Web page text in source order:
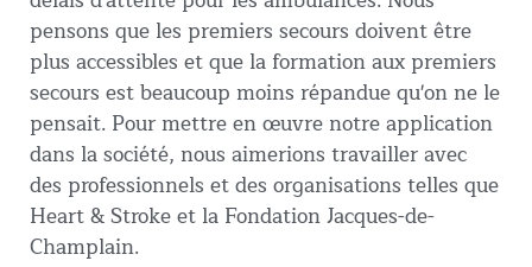
pensons que les premiers secours doivent être
plus accessibles et que la formation aux premiers
secours est beaucoup moins répandue qu'on ne le
pensait. Pour mettre en œuvre notre application
dans la société, nous aimerions travailler avec
des professionnels et des organisations telles que
Heart & Stroke et la Fondation Jacques-de-
Champlain.